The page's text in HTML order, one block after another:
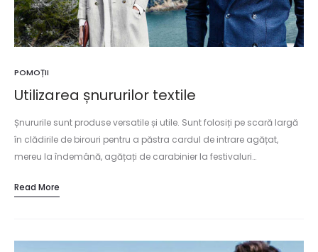
POMOȚII
Utilizarea șnururilor textile
Șnururile sunt produse versatile și utile. Sunt folosiți pe scară largă
în clădirile de birouri pentru a păstra cardul de intrare agățat,
mereu la îndemână, agățați de carabinier la festivaluri…
Read More